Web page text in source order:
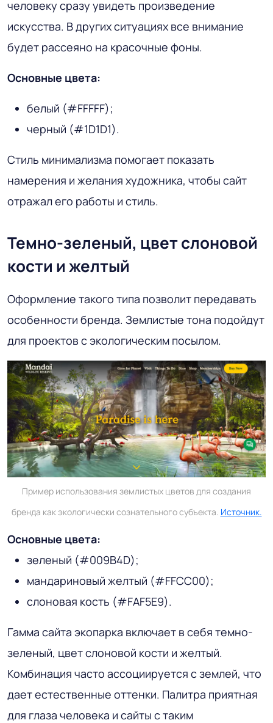
человеку сразу увидеть произведение
искусства. В других ситуациях все внимание
будет рассеяно на красочные фоны.
Основные цвета:
белый (#FFFFF);
черный (#1D1D1).
Стиль минимализма помогает показать
намерения и желания художника, чтобы сайт
отражал его работы и стиль.
Темно-зеленый, цвет слоновой
кости и желтый
Оформление такого типа позволит передавать
особенности бренда. Землистые тона подойдут
для проектов с экологическим посылом.
Пример использования землистых цветов для создания
бренда как экологически сознательного субъекта. Источник.
Основные цвета:
зеленый (#009B4D);
мандариновый желтый (#FFCC00);
слоновая кость (#FAF5E9).
Гамма сайта экопарка включает в себя темно-
зеленый, цвет слоновой кости и желтый.
Комбинация часто ассоциируется с землей, что
дает естественные оттенки. Палитра приятная
для глаза человека и сайты с таким